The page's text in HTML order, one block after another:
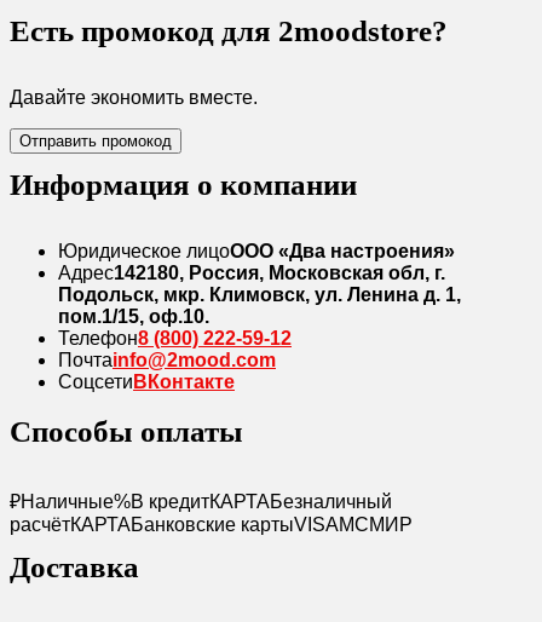
Есть промокод для 2moodstore?
Давайте экономить вместе.
Отправить промокод
Информация о компании
Юридическое лицоООО «Два настроения»
Адрес142180, Россия, Московская обл, г.
Подольск, мкр. Климовск, ул. Ленина д. 1,
пом.1/15, оф.10.
Телефон8 (800) 222-59-12
Почтаinfo@2mood.com
Соцсети ВКонтакте
Способы оплаты
₽Наличные%В кредитКАРТАБезналичный
расчётКАРТАБанковские картыVISAMCМИР
Доставка